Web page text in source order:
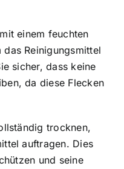
einem feuchten
Reinigungsmittel
sicher, dass keine
da diese Flecken
trocknen,
auftragen. Dies
und seine